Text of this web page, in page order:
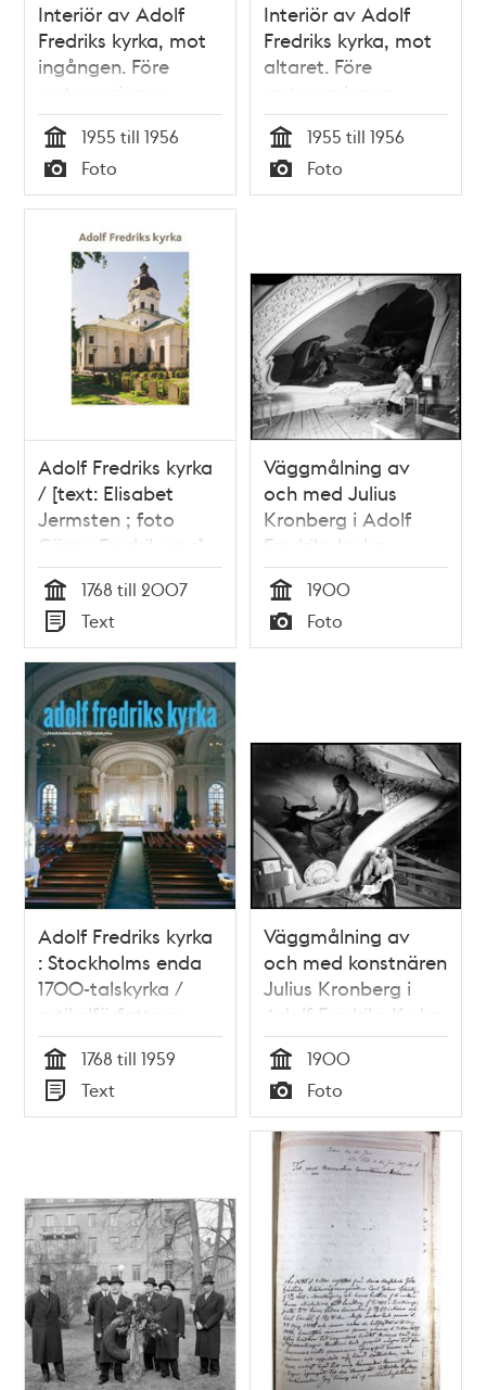
Interiör av Adolf
Fredriks kyrka, mot
ingången. Före
restaureringen
Tid
1955 till 1956
Typ
Foto
Interiör av Adolf
Fredriks kyrka, mot
altaret. Före
restaureringen
Tid
1955 till 1956
Typ
Foto
Adolf Fredriks kyrka
/ [text: Elisabet
Jermsten ; foto
Göran Fredriksson]
Tid
1768 till 2007
Typ
Text
Väggmålning av
och med Julius
Kronberg i Adolf
Fredriks kyrka
Tid
1900
Typ
Foto
Adolf Fredriks kyrka
: Stockholms enda
1700-talskyrka /
artikelförfattare:
Elisabet Jermsten
Tid
1768 till 1959
Typ
Text
Väggmålning av
och med konstnären
Julius Kronberg i
Adolf Fredriks Kyrka
Tid
1900
Typ
Foto